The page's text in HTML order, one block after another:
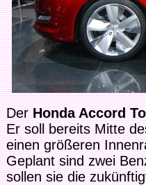
DerHonda Accord
Er soll bereits Mitte
einen größeren
Geplant sind zwei
sollen sie die